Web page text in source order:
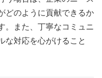
どのように貢献できるか
。また、丁寧なコミュニ
な対応を心がけること